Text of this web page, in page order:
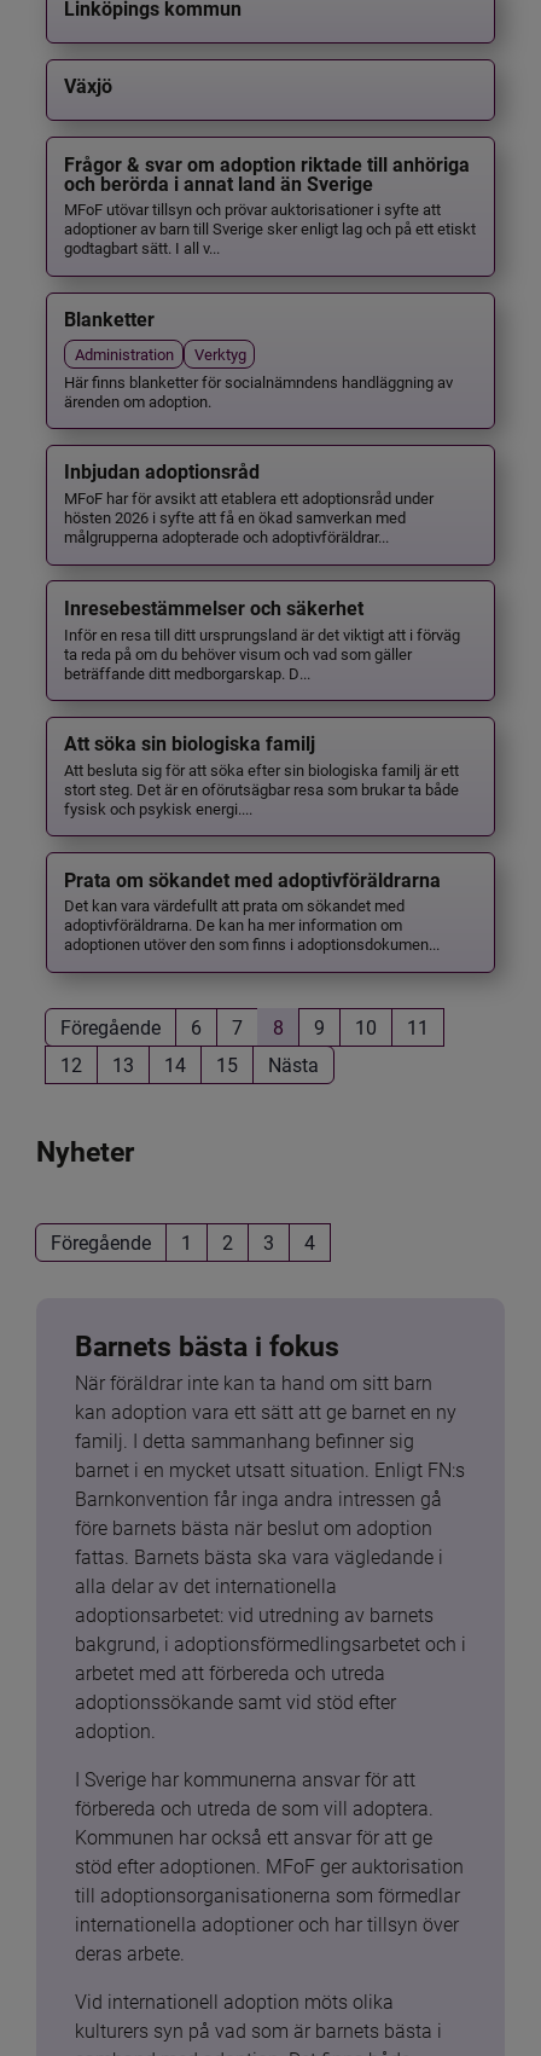
Linköpings kommun
Växjö
Frågor & svar om adoption riktade till anhöriga
och berörda i annat land än Sverige
MFoF utövar tillsyn och prövar auktorisationer i syfte att
adoptioner av barn till Sverige sker enligt lag och på ett etiskt
godtagbart sätt. I all v...
Blanketter
Administration
Verktyg
Här finns blanketter för socialnämndens handläggning av
ärenden om adoption.
Inbjudan adoptionsråd
MFoF har för avsikt att etablera ett adoptionsråd under
hösten 2026 i syfte att få en ökad samverkan med
målgrupperna adopterade och adoptivföräldrar...
Inresebestämmelser och säkerhet
Inför en resa till ditt ursprungsland är det viktigt att i förväg
ta reda på om du behöver visum och vad som gäller
beträffande ditt medborgarskap. D...
Att söka sin biologiska familj
Att besluta sig för att söka efter sin biologiska familj är ett
stort steg. Det är en oförutsägbar resa som brukar ta både
fysisk och psykisk energi....
Prata om sökandet med adoptivföräldrarna
Det kan vara värdefullt att prata om sökandet med
adoptivföräldrarna. De kan ha mer information om
adoptionen utöver den som finns i adoptionsdokumen...
Föregående 6 7 8 9 10
11
12
13 14 15 Nästa
Nyheter
Föregående 1 2 3 4
Barnets bästa i fokus
När föräldrar inte kan ta hand om sitt barn
kan adoption vara ett sätt att ge barnet en ny
familj. I detta sammanhang befinner sig
barnet i en mycket utsatt situation. Enligt FN:s
Barnkonvention får inga andra intressen gå
före barnets bästa när beslut om adoption
fattas. Barnets bästa ska vara vägledande i
alla delar av det internationella
adoptionsarbetet: vid utredning av barnets
bakgrund, i adoptionsförmedlingsarbetet och i
arbetet med att förbereda och utreda
adoptionssökande samt vid stöd efter
adoption.
I Sverige har kommunerna ansvar för att
förbereda och utreda de som vill adoptera.
Kommunen har också ett ansvar för att ge
stöd efter adoptionen. MFoF ger auktorisation
till adoptionsorganisationerna som förmedlar
internationella adoptioner och har tillsyn över
deras arbete.
Vid internationell adoption möts olika
kulturers syn på vad som är barnets bästa i